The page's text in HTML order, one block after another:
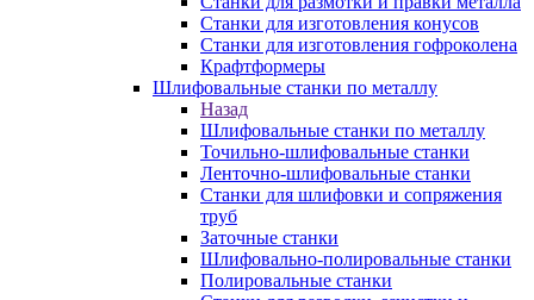
Станки для изготовления конусов
Станки для изготовления гофроколена
Крафтформеры
Шлифовальные станки по металлу
Назад
Шлифовальные станки по металлу
Точильно-шлифовальные станки
Ленточно-шлифовальные станки
Станки для шлифовки и сопряжения
труб
Заточные станки
Шлифовально-полировальные станки
Полировальные станки